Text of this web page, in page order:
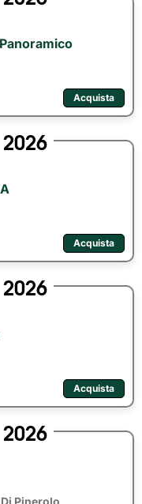
Acquista
2026
Acquista
2026
Acquista
2026
Pinerolo